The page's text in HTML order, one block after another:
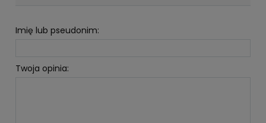
Imię lub pseudonim:
Twoja opinia: